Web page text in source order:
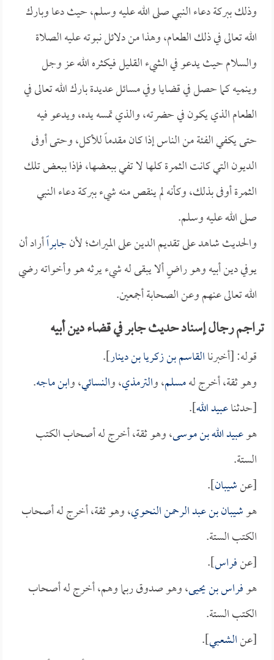
وذلك ببركة دعاء النبي صلى الله عليه وسلم، حيث دعا وبارك
الله تعالى في ذلك الطعام، وهذا من دلائل نبوته عليه الصلاة
والسلام حيث يدعو في الشيء القليل فيكثره الله عز وجل
وينميه كما حصل في قضايا وفي مسائل عديدة بارك الله تعالى في
الطعام الذي يكون في حضرته، والذي تمسه يده، ويدعو فيه
حتى يكفي الفئة من الناس إذا كان مقدماً للأكل، وحتى أوفى
الديون التي كانت الثمرة كلها لا تفي ببعضها، فإذا ببعض تلك
الثمرة أوفى بذلك، وكأنه لم ينقص منه شيء ببركة دعاء النبي
صلى الله عليه وسلم.
والحديث شاهد على تقديم الدين على الميراث؛ لأنجابراًأراد أن
يوفي دين أبيه وهو راضٍ ألا يبقى له شيء يرثه هو وأخواته رضي
الله تعالى عنهم وعن الصحابة أجمعين.
تراجم رجال إسناد حديث جابر في قضاء دين أبيه
قوله: [أخبرناالقاسم بن زكريا بن دينار].
وهو ثقة، أخرج لهمسلم، والترمذي، والنسائي، وابن ماجه.
[حدثناعبيد الله].
هوعبيد الله بن موسى، وهو ثقة، أخرج له أصحاب الكتب
الستة.
[عنشيبان].
هوشيبان بن عبد الرحمن النحوي، وهو ثقة، أخرج له أصحاب
الكتب الستة.
[عنفراس].
هوفراس بن يحيى، وهو صدوق ربما وهم، أخرج له أصحاب
الكتب الستة.
[عنالشعبي].